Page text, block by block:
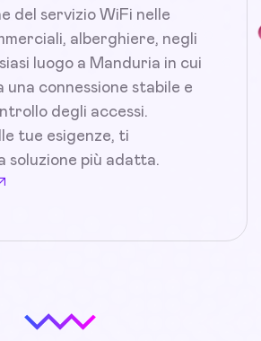
del servizio WiFi nelle
alberghiere, negli
luogo a Manduria in cui
una connessione stabile e
degli accessi.
tue esigenze, ti
soluzione più adatta.